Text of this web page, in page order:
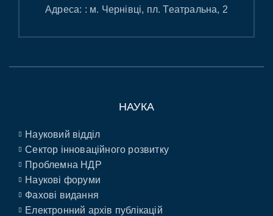
Адреса: : м. Чернівці, пл. Театральна, 2
НАУКА
Науковий відділ
Сектор інноваційного розвитку
Проблемна НДР
Наукові форуми
Фахові видання
Електронний архів публікацій